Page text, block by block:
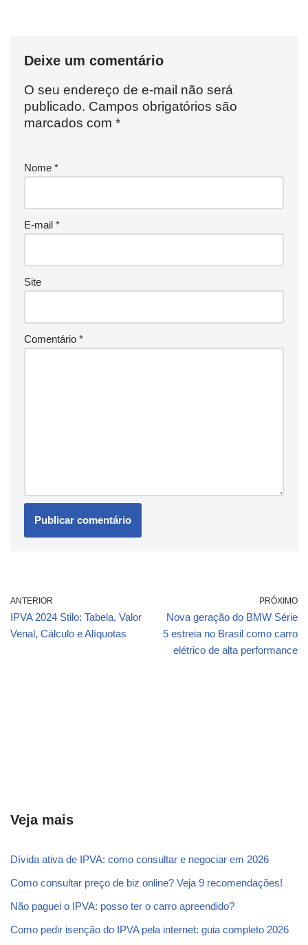
Deixe um comentário
O seu endereço de e-mail não será
publicado. Campos obrigatórios são
marcados com *
Nome *
E-mail *
Site
Comentário *
ANTERIOR
IPVA 2024 Stilo: Tabela, Valor
Venal, Cálculo e Alíquotas
PRÓXIMO
Nova geração do BMW Série
5 estreia no Brasil como carro
elétrico de alta performance
Veja mais
Dívida ativa de IPVA: como consultar e negociar em 2026
Como consultar preço de biz online? Veja 9 recomendações!
Não paguei o IPVA: posso ter o carro apreendido?
Como pedir isenção do IPVA pela internet: guia completo 2026